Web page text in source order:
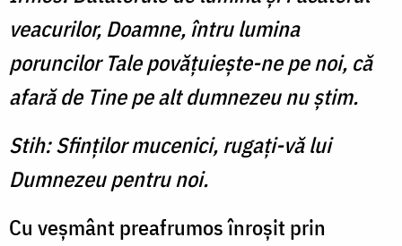
veacurilor, Doamne, întru lumina
poruncilor Tale povăţuieşte-ne pe noi, că
afară de Tine pe alt dumnezeu nu ştim.
Stih: Sfinţilor mucenici, rugaţi-vă lui
Dumnezeu pentru noi.
Cu veşmânt preafrumos înroşit prin